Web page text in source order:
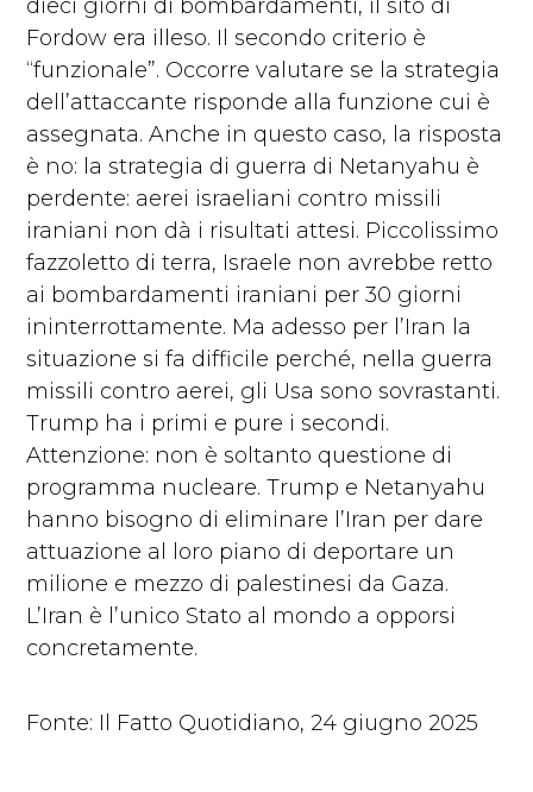
dieci giorni di bombardamenti, il sito di
Fordow era illeso. Il secondo criterio è
“funzionale”. Occorre valutare se la strategia
dell’attaccante risponde alla funzione cui è
assegnata. Anche in questo caso, la risposta
è no: la strategia di guerra di Netanyahu è
perdente: aerei israeliani contro missili
iraniani non dà i risultati attesi. Piccolissimo
fazzoletto di terra, Israele non avrebbe retto
ai bombardamenti iraniani per 30 giorni
ininterrottamente. Ma adesso per l’Iran la
situazione si fa difficile perché, nella guerra
missili contro aerei, gli Usa sono sovrastanti.
Trump ha i primi e pure i secondi.
Attenzione: non è soltanto questione di
programma nucleare. Trump e Netanyahu
hanno bisogno di eliminare l’Iran per dare
attuazione al loro piano di deportare un
milione e mezzo di palestinesi da Gaza.
L’Iran è l’unico Stato al mondo a opporsi
concretamente.
Fonte: Il Fatto Quotidiano, 24 giugno 2025